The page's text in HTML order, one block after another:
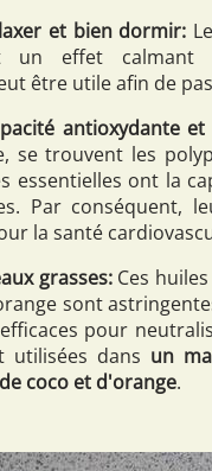
et bien dormir:
un effet calmant
être utile afin de
antioxydante
se trouvent les
essentielles ont la
Par conséquent,
la santé
grasses:Ces
sont
pour
utilisées dans un
coco et d'orange.